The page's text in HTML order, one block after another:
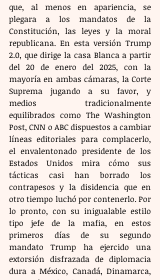
que, al menos en apariencia, se
plegara a los mandatos de la
Constitución, las leyes y la moral
republicana. En esta versión Trump
2.0, que dirige la casa Blanca a partir
del 20 de enero del 2025, con la
mayoría en ambas cámaras, la Corte
Suprema jugando a su favor, y
medios tradicionalmente
equilibrados como The Washington
Post, CNN o ABC dispuestos a cambiar
líneas editoriales para complacerlo,
el envalentonado presidente de los
Estados Unidos mira cómo sus
tácticas casi han borrado los
contrapesos y la disidencia que en
otro tiempo luchó por contenerlo. Por
lo pronto, con su inigualable estilo
tipo jefe de la mafia, en estos
primeros días de su segundo
mandato Trump ha ejercido una
extorsión disfrazada de diplomacia
dura a México, Canadá, Dinamarca,